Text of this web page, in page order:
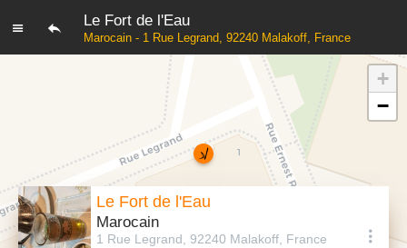
Le Fort de l'Eau
Marocain - 1 Rue Legrand, 92240 Malakoff, France
Le Fort de l'Eau
Marocain
1 Rue Legrand, 92240 Malakoff, France
+
−